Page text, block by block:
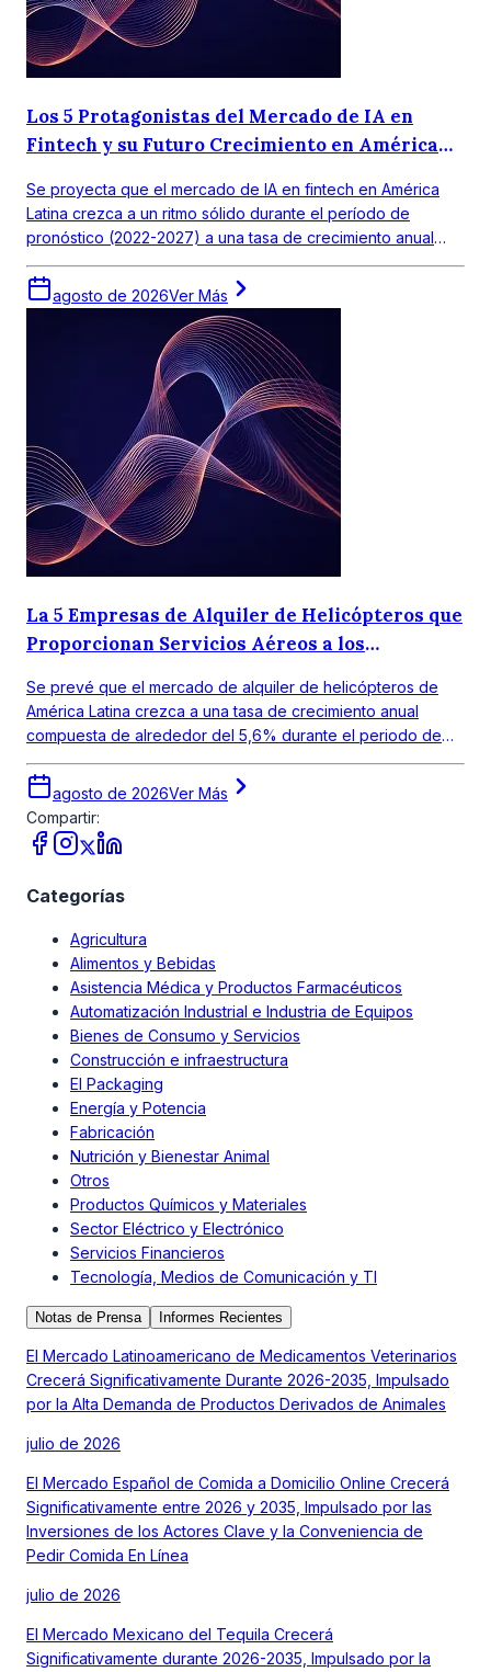
Los 5 Protagonistas del Mercado de IA en
Fintech y su Futuro Crecimiento en América
Se proyecta que el mercado de IA en fintech en América
Latina crezca a un ritmo sólido durante el período de
pronóstico (2022-2027) a una tasa de crecimiento anual
compuesta (CAGR) de 18,0%. El mercado objetivo en
América Latina obtuvo un valor de alrededor de USD 390
millones en 2021.
agosto de 2026Ver Más
La 5 Empresas de Alquiler de Helicópteros que
Proporcionan Servicios Aéreos a los
Se prevé que el mercado de alquiler de helicópteros de
América Latina crezca a una tasa de crecimiento anual
compuesta de alrededor del 5,6% durante el periodo de
pronóstico 2026-2035.
agosto de 2026Ver Más
Compartir:
Categorías
Agricultura
Alimentos y Bebidas
Asistencia Médica y Productos Farmacéuticos
Automatización Industrial e Industria de Equipos
Bienes de Consumo y Servicios
Construcción e infraestructura
El Packaging
Energía y Potencia
Fabricación
Nutrición y Bienestar Animal
Otros
Productos Químicos y Materiales
Sector Eléctrico y Electrónico
Servicios Financieros
Tecnología, Medios de Comunicación y TI
Notas de Prensa Informes Recientes
El Mercado Latinoamericano de Medicamentos Veterinarios
Crecerá Significativamente Durante 2026-2035, Impulsado
por la Alta Demanda de Productos Derivados de Animales
julio de 2026
El Mercado Español de Comida a Domicilio Online Crecerá
Significativamente entre 2026 y 2035, Impulsado por las
Inversiones de los Actores Clave y la Conveniencia de
Pedir Comida En Línea
julio de 2026
El Mercado Mexicano del Tequila Crecerá
Significativamente durante 2026-2035, Impulsado por la